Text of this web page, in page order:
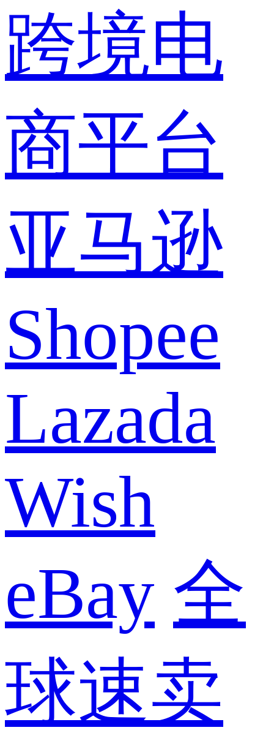
跨境电
商平台
亚马逊
Shopee
Lazada
Wish
eBay 全
球速卖